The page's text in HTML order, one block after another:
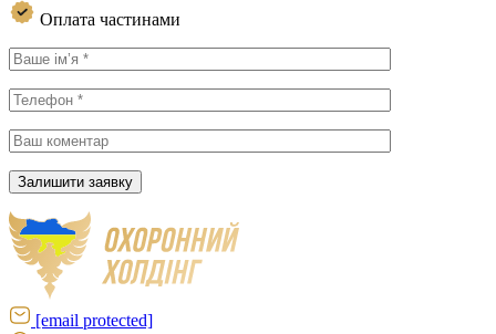
Оплата частинами
[email protected]